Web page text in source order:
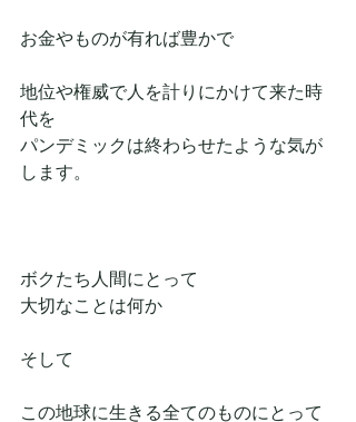
お金やものが有れば豊かで
地位や権威で人を計りにかけて来た時
代を
パンデミックは終わらせたような気が
します。
ボクたち人間にとって
大切なことは何か
そして
この地球に生きる全てのものにとって